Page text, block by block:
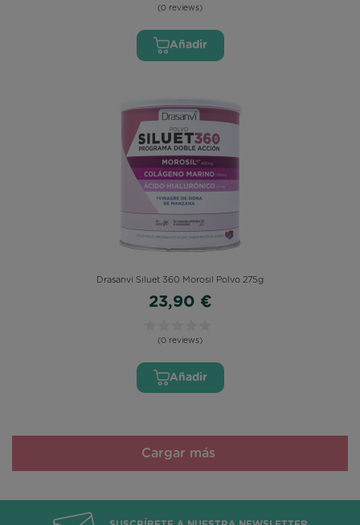
(0 reviews)
Añadir
Drasanvi Siluet 360 Morosil Polvo 275g
23,90 €
(0 reviews)
Añadir
Cargar más